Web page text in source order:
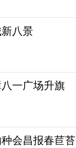
八景
一广场升旗
会昌报春苣苔